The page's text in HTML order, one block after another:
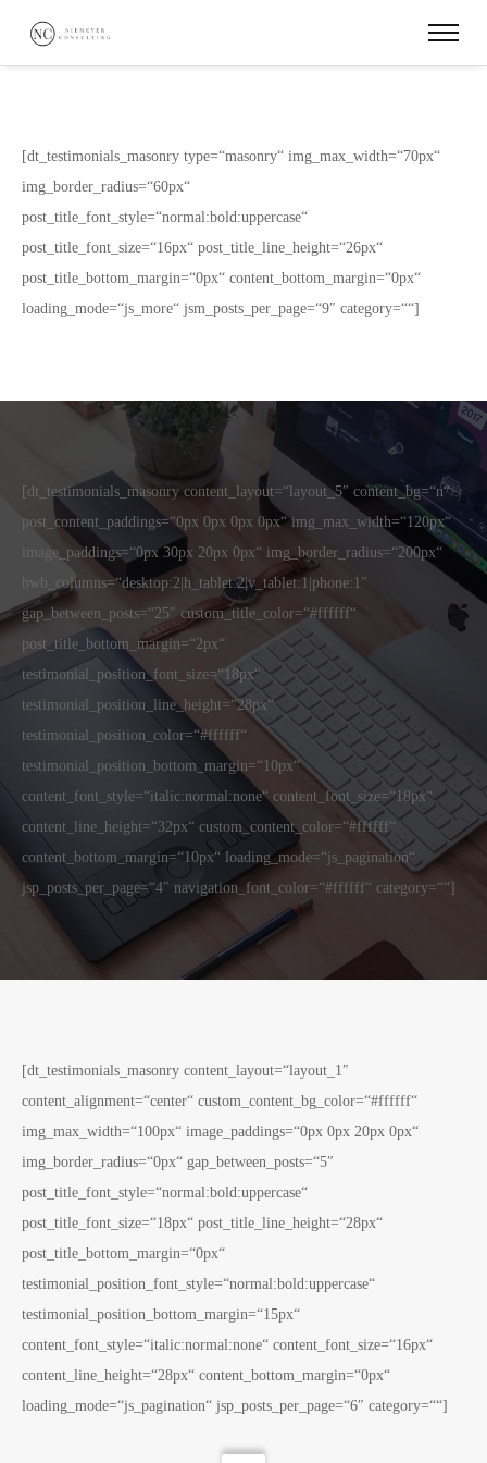
[dt_testimonials_masonry type=“masonry“ img_max_width=“70px“
img_border_radius=“60px“
post_title_font_style=“normal:bold:uppercase“
post_title_font_size=“16px“ post_title_line_height=“26px“
post_title_bottom_margin=“0px“ content_bottom_margin=“0px“
loading_mode=“js_more“ jsm_posts_per_page=“9″ category=““]
[dt_testimonials_masonry content_layout=“layout_5″ content_bg=“n“
post_content_paddings=“0px 0px 0px 0px“ img_max_width=“120px“
image_paddings=“0px 30px 20px 0px“ img_border_radius=“200px“
bwb_columns=“desktop:2|h_tablet:2|v_tablet:1|phone:1″
gap_between_posts=“25″ custom_title_color=“#ffffff“
post_title_bottom_margin=“2px“
testimonial_position_font_size=“18px“
testimonial_position_line_height=“28px“
testimonial_position_color=“#ffffff“
testimonial_position_bottom_margin=“10px“
content_font_style=“italic:normal:none“ content_font_size=“18px“
content_line_height=“32px“ custom_content_color=“#ffffff“
content_bottom_margin=“10px“ loading_mode=“js_pagination“
jsp_posts_per_page=“4″ navigation_font_color=“#ffffff“ category=““]
[dt_testimonials_masonry content_layout=“layout_1″
content_alignment=“center“ custom_content_bg_color=“#ffffff“
img_max_width=“100px“ image_paddings=“0px 0px 20px 0px“
img_border_radius=“0px“ gap_between_posts=“5″
post_title_font_style=“normal:bold:uppercase“
post_title_font_size=“18px“ post_title_line_height=“28px“
post_title_bottom_margin=“0px“
testimonial_position_font_style=“normal:bold:uppercase“
testimonial_position_bottom_margin=“15px“
content_font_style=“italic:normal:none“ content_font_size=“16px“
content_line_height=“28px“ content_bottom_margin=“0px“
loading_mode=“js_pagination“ jsp_posts_per_page=“6″ category=““]